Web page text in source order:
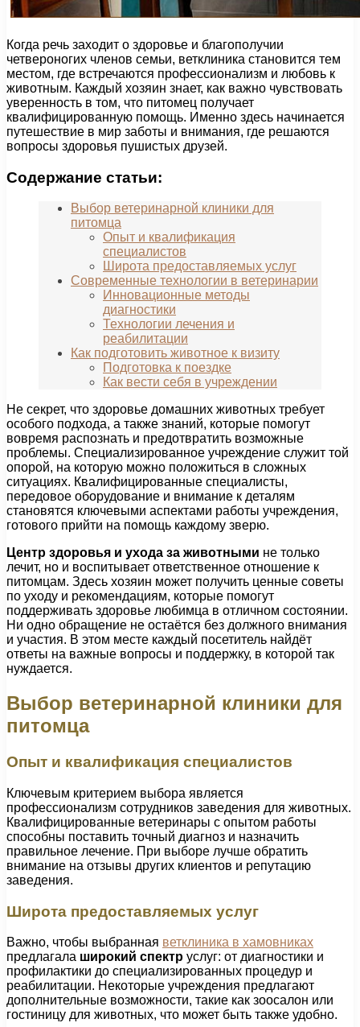
Когда речь заходит о здоровье и благополучии
четвероногих членов семьи, ветклиника становится тем
местом, где встречаются профессионализм и любовь к
животным. Каждый хозяин знает, как важно чувствовать
уверенность в том, что питомец получает
квалифицированную помощь. Именно здесь начинается
путешествие в мир заботы и внимания, где решаются
вопросы здоровья пушистых друзей.
Содержание статьи:
Выбор ветеринарной клиники для
питомца
Опыт и квалификация
специалистов
Широта предоставляемых услуг
Современные технологии в ветеринарии
Инновационные методы
диагностики
Технологии лечения и
реабилитации
Как подготовить животное к визиту
Подготовка к поездке
Как вести себя в учреждении
Не секрет, что здоровье домашних животных требует
особого подхода, а также знаний, которые помогут
вовремя распознать и предотвратить возможные
проблемы. Специализированное учреждение служит той
опорой, на которую можно положиться в сложных
ситуациях. Квалифицированные специалисты,
передовое оборудование и внимание к деталям
становятся ключевыми аспектами работы учреждения,
готового прийти на помощь каждому зверю.
Центр здоровья и ухода за животными не только
лечит, но и воспитывает ответственное отношение к
питомцам. Здесь хозяин может получить ценные советы
по уходу и рекомендациям, которые помогут
поддерживать здоровье любимца в отличном состоянии.
Ни одно обращение не остаётся без должного внимания
и участия. В этом месте каждый посетитель найдёт
ответы на важные вопросы и поддержку, в которой так
нуждается.
Выбор ветеринарной клиники для
питомца
Опыт и квалификация специалистов
Ключевым критерием выбора является
профессионализм сотрудников заведения для животных.
Квалифицированные ветеринары с опытом работы
способны поставить точный диагноз и назначить
правильное лечение. При выборе лучше обратить
внимание на отзывы других клиентов и репутацию
заведения.
Широта предоставляемых услуг
Важно, чтобы выбранная ветклиника в хамовниках
предлагала широкий спектр услуг: от диагностики и
профилактики до специализированных процедур и
реабилитации. Некоторые учреждения предлагают
дополнительные возможности, такие как зоосалон или
гостиницу для животных, что может быть также удобно.